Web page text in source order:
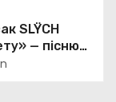
SLŸCH
— пісню
внутрішню